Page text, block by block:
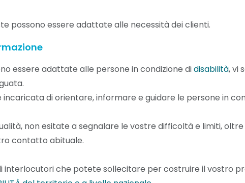
possono essere adattate alle necessità dei clienti.
essere adattate alle persone in condizione didisabilità, vi
incaricata di orientare, informare e guidare le persone in
non esitate a segnalare le vostre difficoltà e limiti,
contatto abituale.
interlocutori che potete sollecitare per costruire il vostro
delle
parametri
formazione:
stampi e
delle
tecniche di
stampaggio
formazione:
in azienda
con
di test dal
formazione:
attività di
manovra